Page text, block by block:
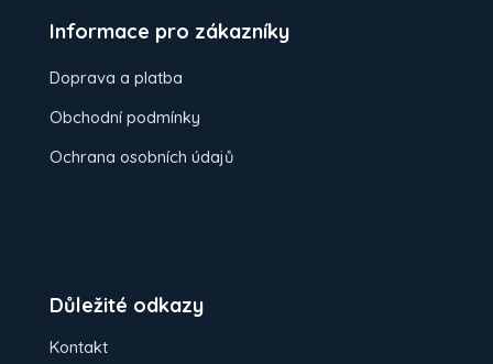
Informace pro zákazníky
Doprava a platba
Obchodní podmínky
Ochrana osobních údajů
Důležité odkazy
Kontakt